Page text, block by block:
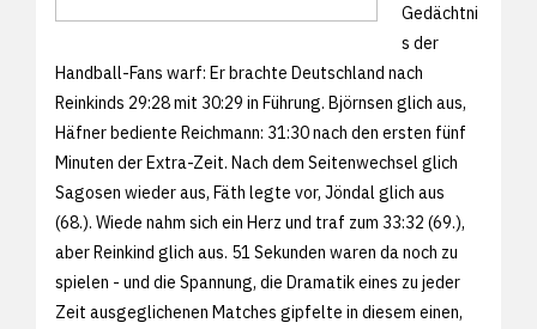
Gedächtni
s der
Handball-Fans warf: Er brachte Deutschland nach
Reinkinds 29:28 mit 30:29 in Führung. Björnsen glich aus,
Häfner bediente Reichmann: 31:30 nach den ersten fünf
Minuten der Extra-Zeit. Nach dem Seitenwechsel glich
Sagosen wieder aus, Fäth legte vor, Jöndal glich aus
(68.). Wiede nahm sich ein Herz und traf zum 33:32 (69.),
aber Reinkind glich aus. 51 Sekunden waren da noch zu
spielen - und die Spannung, die Dramatik eines zu jeder
Zeit ausgeglichenen Matches gipfelte in diesem einen,